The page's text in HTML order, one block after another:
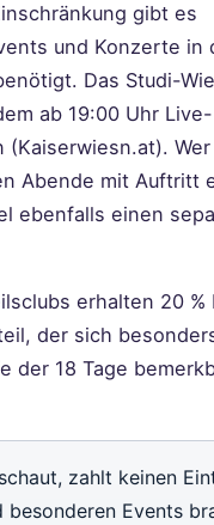
gibt es
und Konzerte in
Das Studi-
ab 19:00 Uhr
Abende mit Auftritt
ebenfalls einen
erhalten 20 %
der sich
der 18 Tage
zahlt keinen
Events